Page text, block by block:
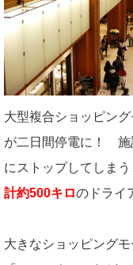
大型複合ショッピン
が二日間停電に！ 施
にストップしてしま
計約500キロのドライ
大きなショッピング